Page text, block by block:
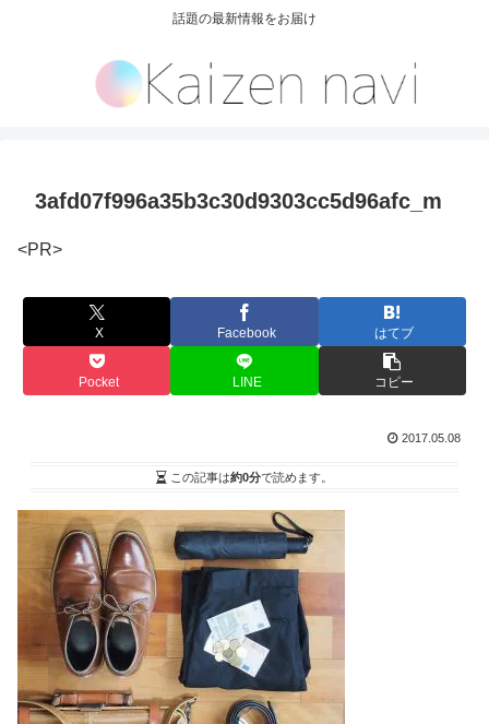
話題の最新情報をお届け
3afd07f996a35b3c30d9303cc5d96afc_m
<PR>
X Facebook はてブ
Pocket LINE コピー
2017.05.08
この記事は約0分で読めます。